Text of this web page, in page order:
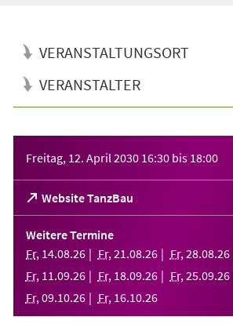
VERANSTALTUNGSORT
VERANSTALTER
Freitag, 12. April 2030 16:30 bis 18:00
Website TanzBau
(Öffnet
in
einem
neuen
Tab)
Weitere Termine
Fr, 14.08.26 Fr, 21 .08.26 Fr, 28.08.26
Fr, 11 .09.26 Fr, 18.09.26 Fr, 25.09.26
Fr, 09.10.26 Fr, 16.10.26